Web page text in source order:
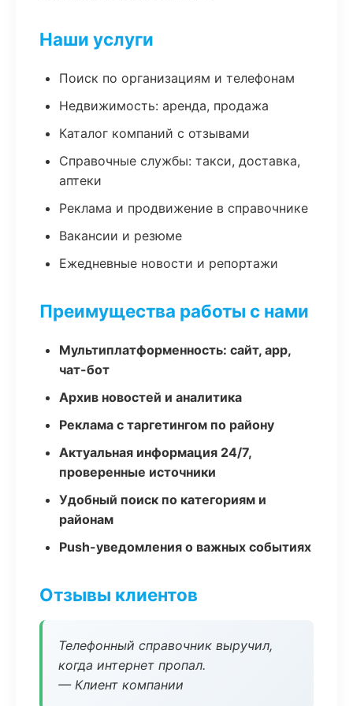
Наши услуги
Поиск по организациям и телефонам
Недвижимость: аренда, продажа
Каталог компаний с отзывами
Справочные службы: такси, доставка,
аптеки
Реклама и продвижение в справочнике
Вакансии и резюме
Ежедневные новости и репортажи
Преимущества работы с нами
Мультиплатформенность: сайт, app,
чат-бот
Архив новостей и аналитика
Реклама с таргетингом по району
Актуальная информация 24/7,
проверенные источники
Удобный поиск по категориям и
районам
Push-уведомления о важных событиях
Отзывы клиентов
Телефонный справочник выручил,
когда интернет пропал.
— Клиент компании